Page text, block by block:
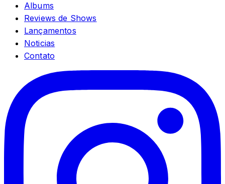
Albums
Reviews de Shows
Lançamentos
Noticias
Contato